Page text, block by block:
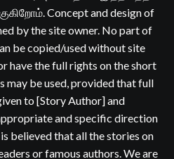
Concept and design of
by the site owner. No part of
be copied/used without site
have the full rights on the short
may be used, provided that full
to [Story Author] and
and specific direction
believed that all the stories on
or famous authors. We are